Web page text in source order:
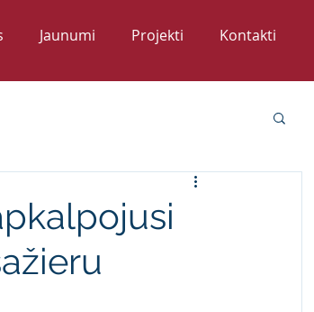
Jaunumi Projekti Kontakti